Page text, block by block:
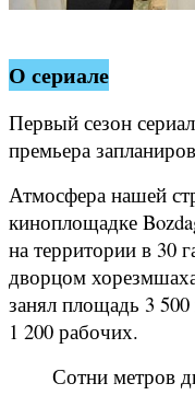
О сериале
Первый сезон
премьера
Атмосфера нашей
киноплощадке
на территории в 30
дворцом
занял площадь 3
1 200 рабочих.
Сотни метров